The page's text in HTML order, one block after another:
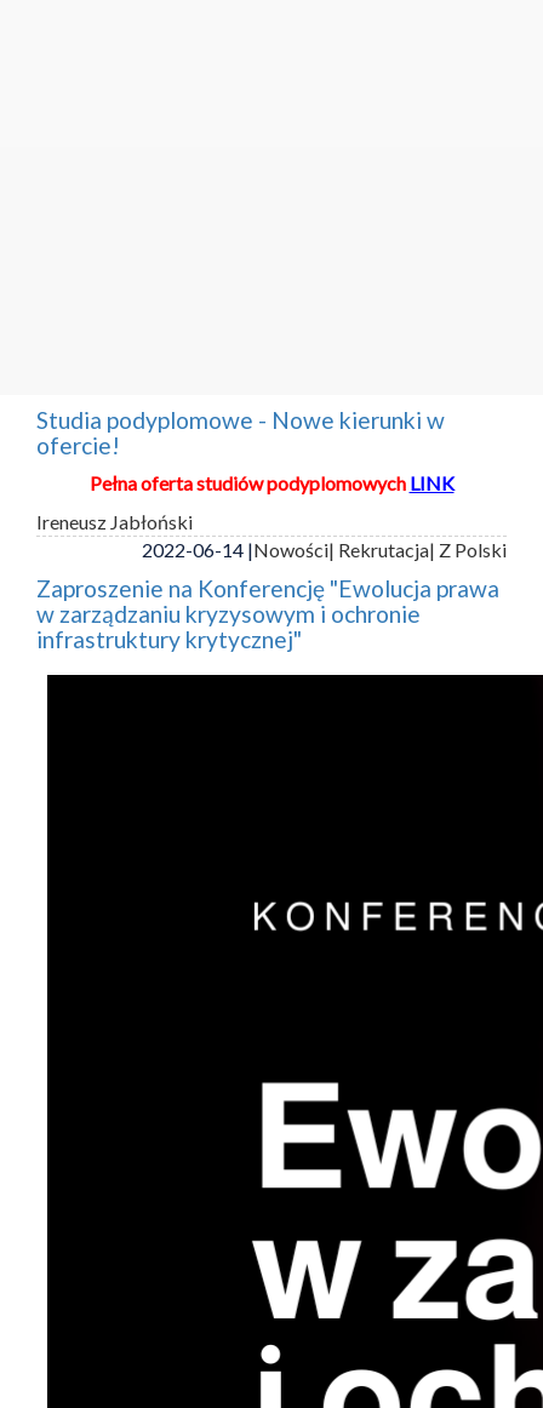
Studia podyplomowe - Nowe kierunki w
ofercie!
Pełna oferta studiów podyplomowych LINK
Ireneusz Jabłoński
2022-06-14 |Nowości| Rekrutacja| Z Polski
Zaproszenie na Konferencję "Ewolucja prawa
w zarządzaniu kryzysowym i ochronie
infrastruktury krytycznej"